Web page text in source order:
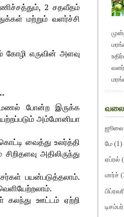
2 சதவீதம்
மற்றும் வளர்ச்சி
கோழி எருவின் அளவு
மணல் போன்ற இருக்க
அம்மோனியா
வைத்து உலர்த்தி
அதிலிருந்து
பயன்படுத்தலாம்.
கலந்து ஊட்டம் ஏற்றி
ஜூலை
மே(1)
ஏப்ரல்
மார்ச்
பிப்ரவரி
டிசம்பர்